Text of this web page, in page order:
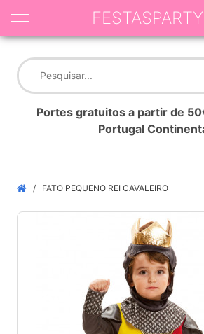
Portes gratuitos a partir de
Portugal
FATO PEQUENO REI CAVALEIRO